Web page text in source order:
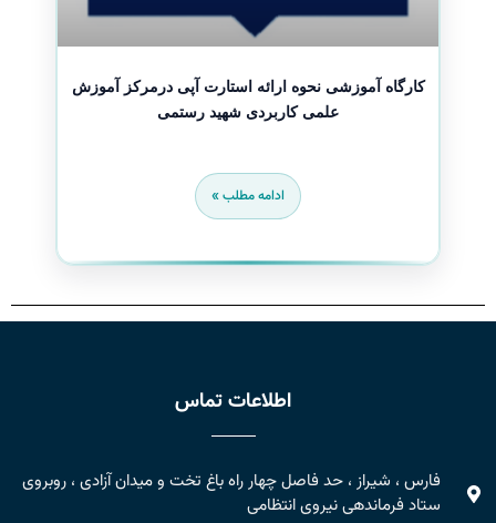
کارگاه آموزشی نحوه ارائه استارت آپی درمرکز آموزش
علمی کاربردی شهید رستمی
ادامه مطلب »
اطلاعات تماس
فارس ، شیراز ، حد فاصل چهار راه باغ تخت و میدان آزادی ، روبروی
ستاد فرماندهی نیروی انتظامی